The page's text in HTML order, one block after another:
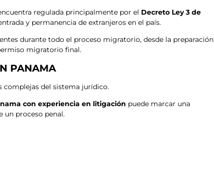
regulada principalmente por el Decreto Ley 3 de
y permanencia de extranjeros en el país.
durante todo el proceso migratorio, desde la preparación
migratorio final.
PANAMA
complejas del sistema jurídico.
con experiencia en litigación puede marcar una
un proceso penal.